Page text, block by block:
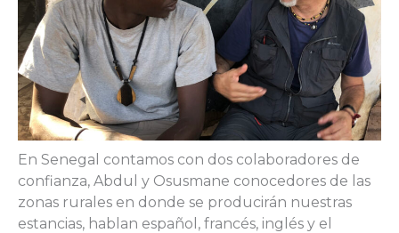
En Senegal contamos con dos colaboradores de
confianza, Abdul y Osusmane conocedores de las
zonas rurales en donde se producirán nuestras
estancias, hablan español, francés, inglés y el